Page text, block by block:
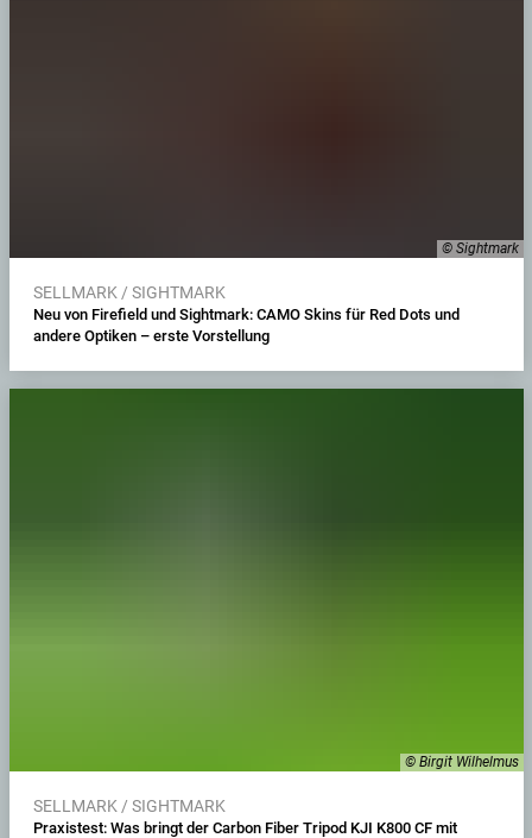
© Sightmark
SELLMARK / SIGHTMARK
Neu von Firefield und Sightmark: CAMO Skins für Red Dots und
andere Optiken – erste Vorstellung
© Birgit Wilhelmus
SELLMARK / SIGHTMARK
Praxistest: Was bringt der Carbon Fiber Tripod KJI K800 CF mit